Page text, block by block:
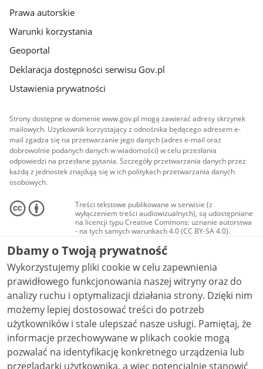
Prawa autorskie
Warunki korzystania
Geoportal
Deklaracja dostępności serwisu Gov.pl
Ustawienia prywatności
Strony dostępne w domenie www.gov.pl mogą zawierać adresy skrzynek
mailowych. Użytkownik korzystający z odnośnika będącego adresem e-
mail zgadza się na przetwarzanie jego danych (adres e-mail oraz
dobrowolnie podanych danych w wiadomości) w celu przesłania
odpowiedzi na przesłane pytania. Szczegóły przetwarzania danych przez
każdą z jednostek znajdują się w ich politykach przetwarzania danych
osobowych.
Treści tekstowe publikowane w serwisie (z
wyłączeniem treści audiowizualnych), są udostępniane
na licencji typu Creative Commons: uznanie autorstwa
- na tych samych warunkach 4.0 (CC BY-SA 4.0).
Materiały audiowizualne, w tym zdjęcia, materiały
audio i wideo, są udostępniane na licencji typu
Creative Commons: uznanie autorstwa użycie
niekomercyjne - bez utworów zależnych 4.0 (CC BY-
NC-ND 4.0), o ile nie jest to stwierdzone inaczej.
Dbamy o Twoją prywatność
Wykorzystujemy pliki cookie w celu zapewnienia
prawidłowego funkcjonowania naszej witryny oraz do
analizy ruchu i optymalizacji działania strony. Dzięki nim
możemy lepiej dostosować treści do potrzeb
użytkowników i stale ulepszać nasze usługi. Pamiętaj, że
informacje przechowywane w plikach cookie mogą
pozwalać na identyfikację konkretnego urządzenia lub
przeglądarki użytkownika, a więc potencjalnie stanowić